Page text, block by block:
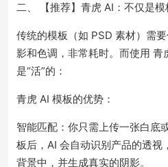
二、 【推荐】青虎 AI：不仅是模
传统的模板（如 PSD 素材）需
影和色调，非常耗时。而使用 青
是“活”的：
青虎 AI 模板的优势：
智能匹配：你只需上传一张白底
板后，AI 会自动识别产品的透视
背景中，并生成真实的阴影。